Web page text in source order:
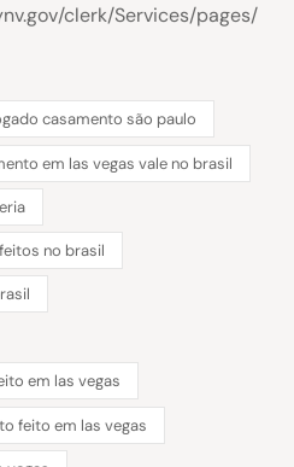
clerk/Services/pages/
casamento são paulo
em las vegas vale no brasil
no brasil
em las vegas
feito em las vegas